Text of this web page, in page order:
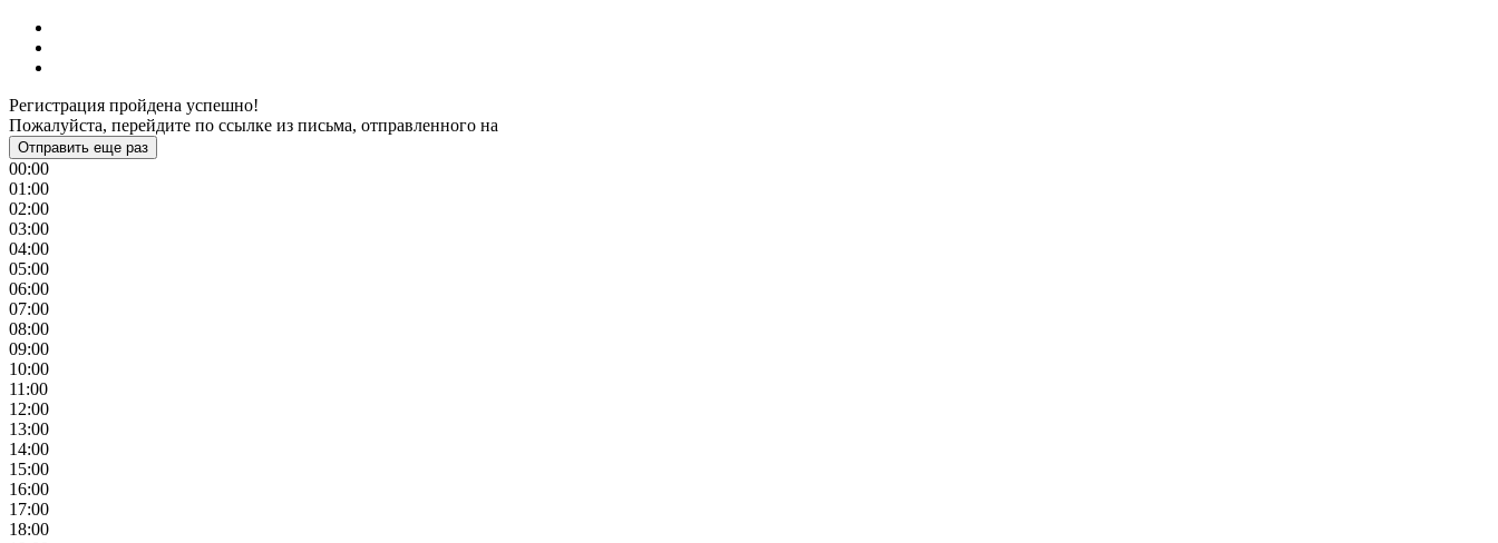
Регистрация пройдена успешно!
Пожалуйста, перейдите по ссылке из письма, отправленного на
Отправить еще раз
00:00
01:00
02:00
03:00
04:00
05:00
06:00
07:00
08:00
09:00
10:00
11:00
12:00
13:00
14:00
15:00
16:00
17:00
18:00